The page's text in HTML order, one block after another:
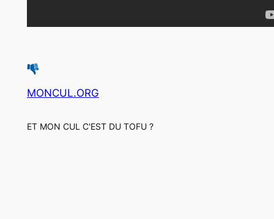
MONCUL.ORG
ET MON CUL C'EST DU TOFU ?